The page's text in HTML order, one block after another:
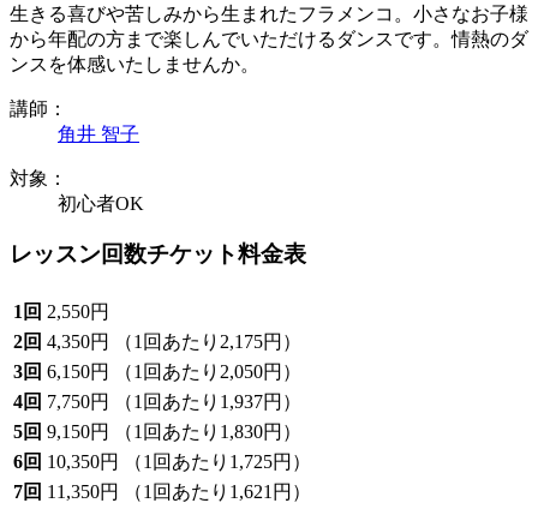
生きる喜びや苦しみから生まれたフラメンコ。小さなお子様
から年配の方まで楽しんでいただけるダンスです。情熱のダ
ンスを体感いたしませんか。
講師：
角井 智子
対象：
初心者OK
レッスン回数チケット料金表
1回 2,550円
2回 4,350円
（1回あたり2,175円）
3回 6,150円
（1回あたり2,050円）
4回 7,750円
（1回あたり1,937円）
5回 9,150円
（1回あたり1,830円）
6回 10,350円
（1回あたり1,725円）
7回 11,350円
（1回あたり1,621円）